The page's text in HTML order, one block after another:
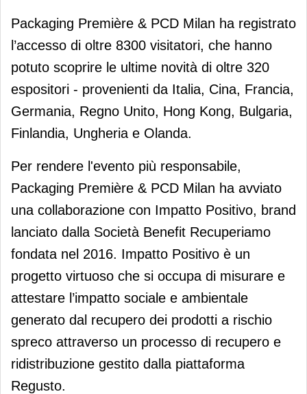
Packaging Première & PCD Milan ha registrato
l’accesso di oltre 8300 visitatori, che hanno
potuto scoprire le ultime novità di oltre 320
espositori - provenienti da Italia, Cina, Francia,
Germania, Regno Unito, Hong Kong, Bulgaria,
Finlandia, Ungheria e Olanda.
Per rendere l'evento più responsabile,
Packaging Première & PCD Milan ha avviato
una collaborazione con Impatto Positivo, brand
lanciato dalla Società Benefit Recuperiamo
fondata nel 2016. Impatto Positivo è un
progetto virtuoso che si occupa di misurare e
attestare l’impatto sociale e ambientale
generato dal recupero dei prodotti a rischio
spreco attraverso un processo di recupero e
ridistribuzione gestito dalla piattaforma
Regusto.